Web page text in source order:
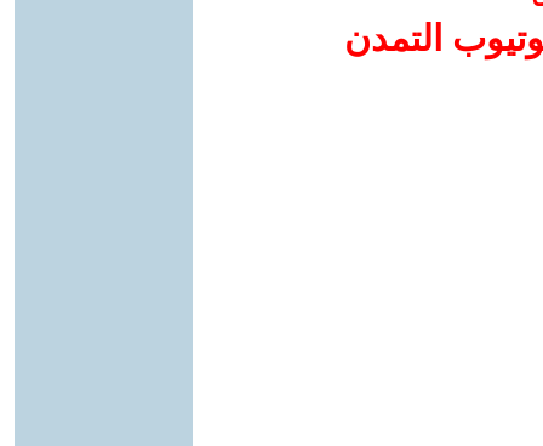
التمدن